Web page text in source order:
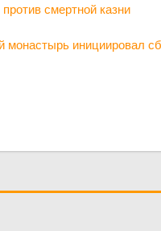
смертной казни
монастырь инициировал